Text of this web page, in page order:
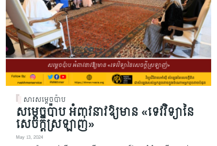
សារសម្តេចប៉ាប
សម្តេចប៉ាប អំពាវនាវឱ្យមាន «ទេវវិទ្យានៃ
សេចក្តីស្រឡាញ់»
May 13, 2024